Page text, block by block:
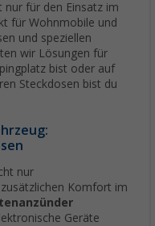
nur für den Einsatz im
für Wohnmobile und
und speziellen
wir Lösungen für
bist oder auf
Steckdosen bist du
nur
Komfort im
Geräte